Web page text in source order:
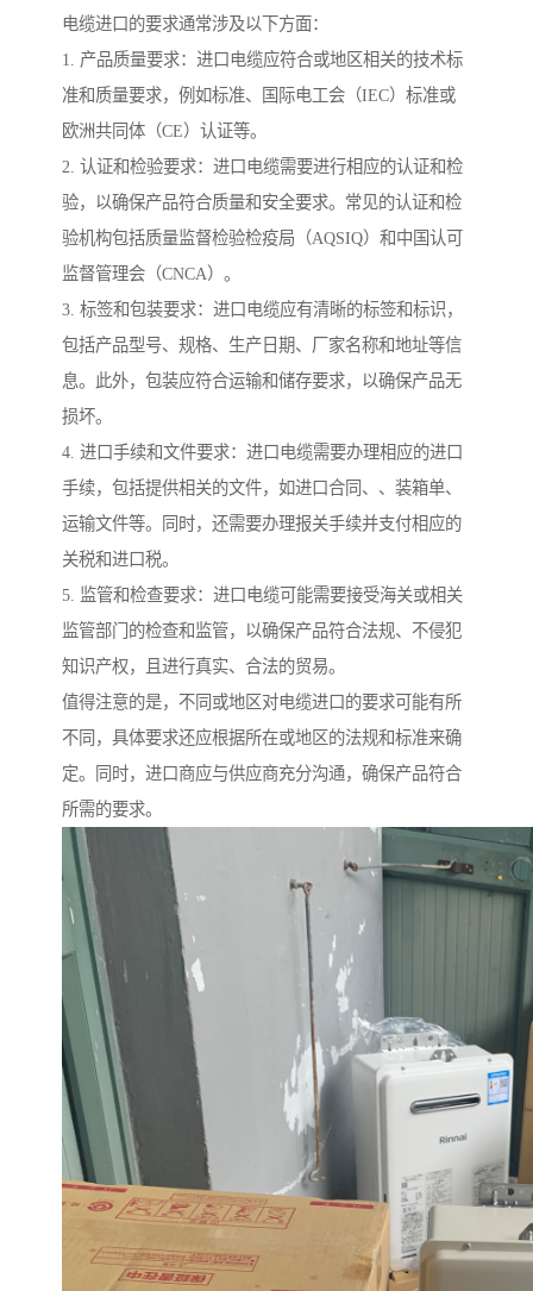
电缆进口的要求通常涉及以下方面：
1. 产品质量要求：进口电缆应符合或地区相关的技术标
准和质量要求，例如标准、国际电工会（IEC）标准或
欧洲共同体（CE）认证等。
2. 认证和检验要求：进口电缆需要进行相应的认证和检
验，以确保产品符合质量和安全要求。常见的认证和检
验机构包括质量监督检验检疫局（AQSIQ）和中国认可
监督管理会（CNCA）。
3. 标签和包装要求：进口电缆应有清晰的标签和标识，
包括产品型号、规格、生产日期、厂家名称和地址等信
息。此外，包装应符合运输和储存要求，以确保产品无
损坏。
4. 进口手续和文件要求：进口电缆需要办理相应的进口
手续，包括提供相关的文件，如进口合同、、装箱单、
运输文件等。同时，还需要办理报关手续并支付相应的
关税和进口税。
5. 监管和检查要求：进口电缆可能需要接受海关或相关
监管部门的检查和监管，以确保产品符合法规、不侵犯
知识产权，且进行真实、合法的贸易。
值得注意的是，不同或地区对电缆进口的要求可能有所
不同，具体要求还应根据所在或地区的法规和标准来确
定。同时，进口商应与供应商充分沟通，确保产品符合
所需的要求。